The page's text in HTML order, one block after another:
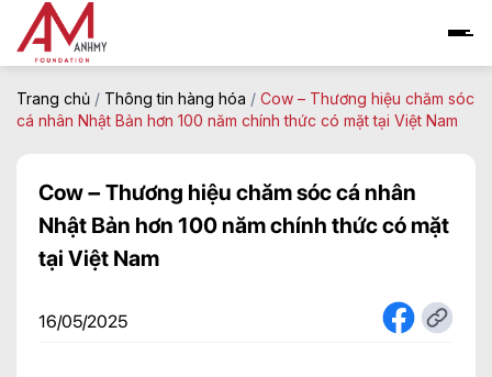
content
Trang chủ / Thông tin hàng hóa / Cow – Thương hiệu chăm sóc
cá nhân Nhật Bản hơn 100 năm chính thức có mặt tại Việt Nam
Cow – Thương hiệu chăm sóc cá nhân
Nhật Bản hơn 100 năm chính thức có mặt
tại Việt Nam
16/05/2025